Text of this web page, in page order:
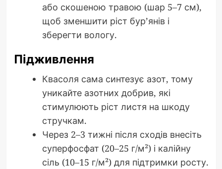
або скошеною травою (шар 5–7 см),
щоб зменшити ріст бур’янів і
зберегти вологу.
Підживлення
Квасоля сама синтезує азот, тому
уникайте азотних добрив, які
стимулюють ріст листя на шкоду
стручкам.
Через 2–3 тижні після сходів внесіть
суперфосфат (20–25 г/м²) і калійну
сіль (10–15 г/м²) для підтримки росту.